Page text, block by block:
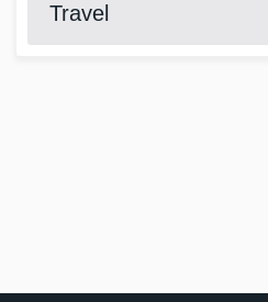
Travel